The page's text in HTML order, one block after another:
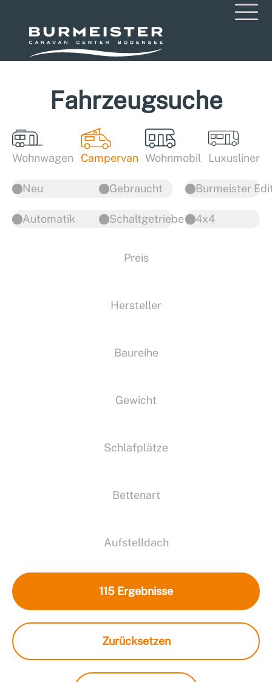
Fahrzeugsuche
Wohnwagen Campervan Wohnmobil Luxusliner
Neu Gebraucht
4x4
Automatik Schaltgetriebe
Burmeister
Preis
Hersteller
Baureihe
Gewicht
Schlafplätze
Bettenart
Aufstelldach
115 Ergebnisse
Zurücksetzen